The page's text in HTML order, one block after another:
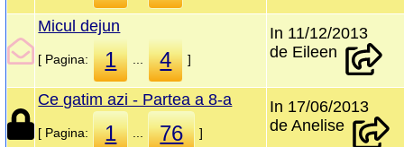
Micul dejun
[ Pagina: 1 4 ]
In 11/12/2013
de Eileen
Ce gatim azi - Partea a 8-a
[ Pagina: 1 76 ]
In 17/06/2013
de Anelise